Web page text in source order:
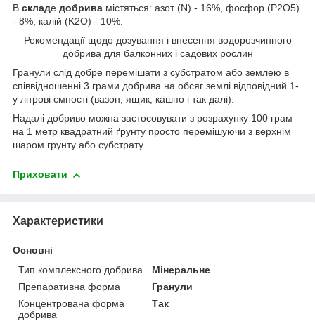
В складе добрива містяться: азот (N) - 16%, фосфор (P2O5)
- 8%, калій (K2O) - 10%.
Рекомендації щодо дозування і внесення водорозчинного
добрива для балконних і садових рослин
Гранули слід добре перемішати з субстратом або землею в
співвідношенні 3 грами добрива на обсяг землі відповідний 1-
у літрові ємності (вазон, ящик, кашпо і так далі).
Надалі добриво можна застосовувати з розрахунку 100 грам
на 1 метр квадратний ґрунту просто перемішуючи з верхнім
шаром грунту або субстрату.
Приховати
Характеристики
Основні
Тип комплексного добрива
Мінеральне
Препаративна форма
Гранули
Концентрована форма
добрива
Так